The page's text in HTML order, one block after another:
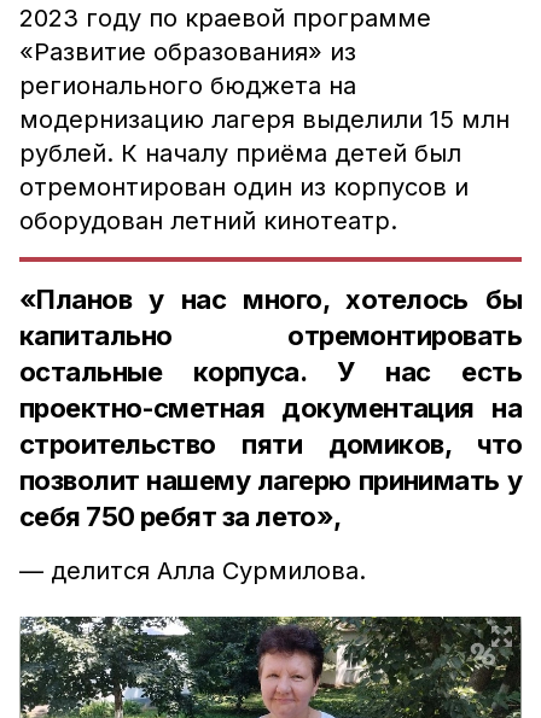
2023 году по краевой программе
«Развитие образования» из
регионального бюджета на
модернизацию лагеря выделили 15 млн
рублей. К началу приёма детей был
отремонтирован один из корпусов и
оборудован летний кинотеатр.
«Планов у нас много, хотелось бы
капитально отремонтировать
остальные корпуса. У нас есть
проектно-сметная документация на
строительство пяти домиков, что
позволит нашему лагерю принимать у
себя 750 ребят за лето»,
— делится Алла Сурмилова.